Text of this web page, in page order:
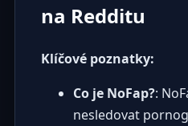
na Redditu
Klíčové poznatky:
Co je NoFap?:
nesledovat